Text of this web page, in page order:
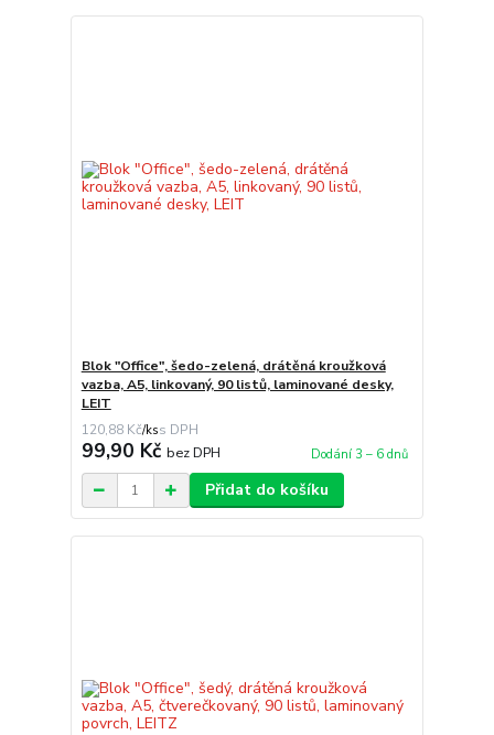
Blok "Office", šedo-zelená, drátěná kroužková
vazba, A5, linkovaný, 90 listů, laminované desky,
LEIT
120,88 Kč/ks
99,90 Kč bez DPH Dodání 3 – 6 dnů
Přidat do košíku